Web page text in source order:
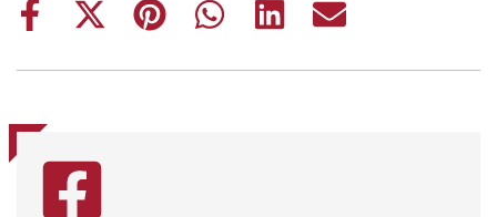
Share
Share
(Twitter)
Share
Share
Share
Share